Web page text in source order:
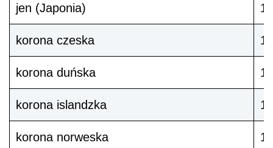
jen (Japonia)
korona czeska 1
korona duńska 1
korona islandzka
korona norweska 1